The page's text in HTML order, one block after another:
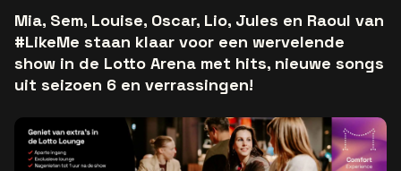
Mia, Sem, Louise, Oscar, Lio, Jules en Raoul van
#LikeMe staan klaar voor een wervelende
show in de Lotto Arena met hits, nieuwe songs
uit seizoen 6 en verrassingen!